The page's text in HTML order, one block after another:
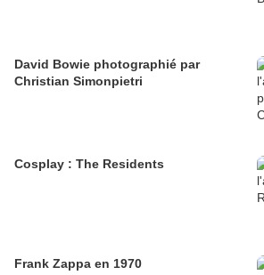
David Bowie photographié par
Christian Simonpietri
Cosplay : The Residents
Frank Zappa en 1970